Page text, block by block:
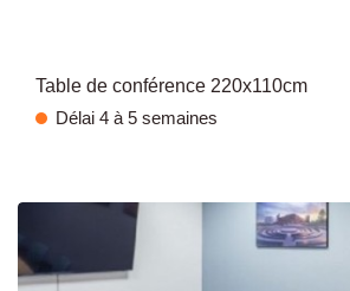
Table de conférence 220x110cm
Délai 4 à 5 semaines